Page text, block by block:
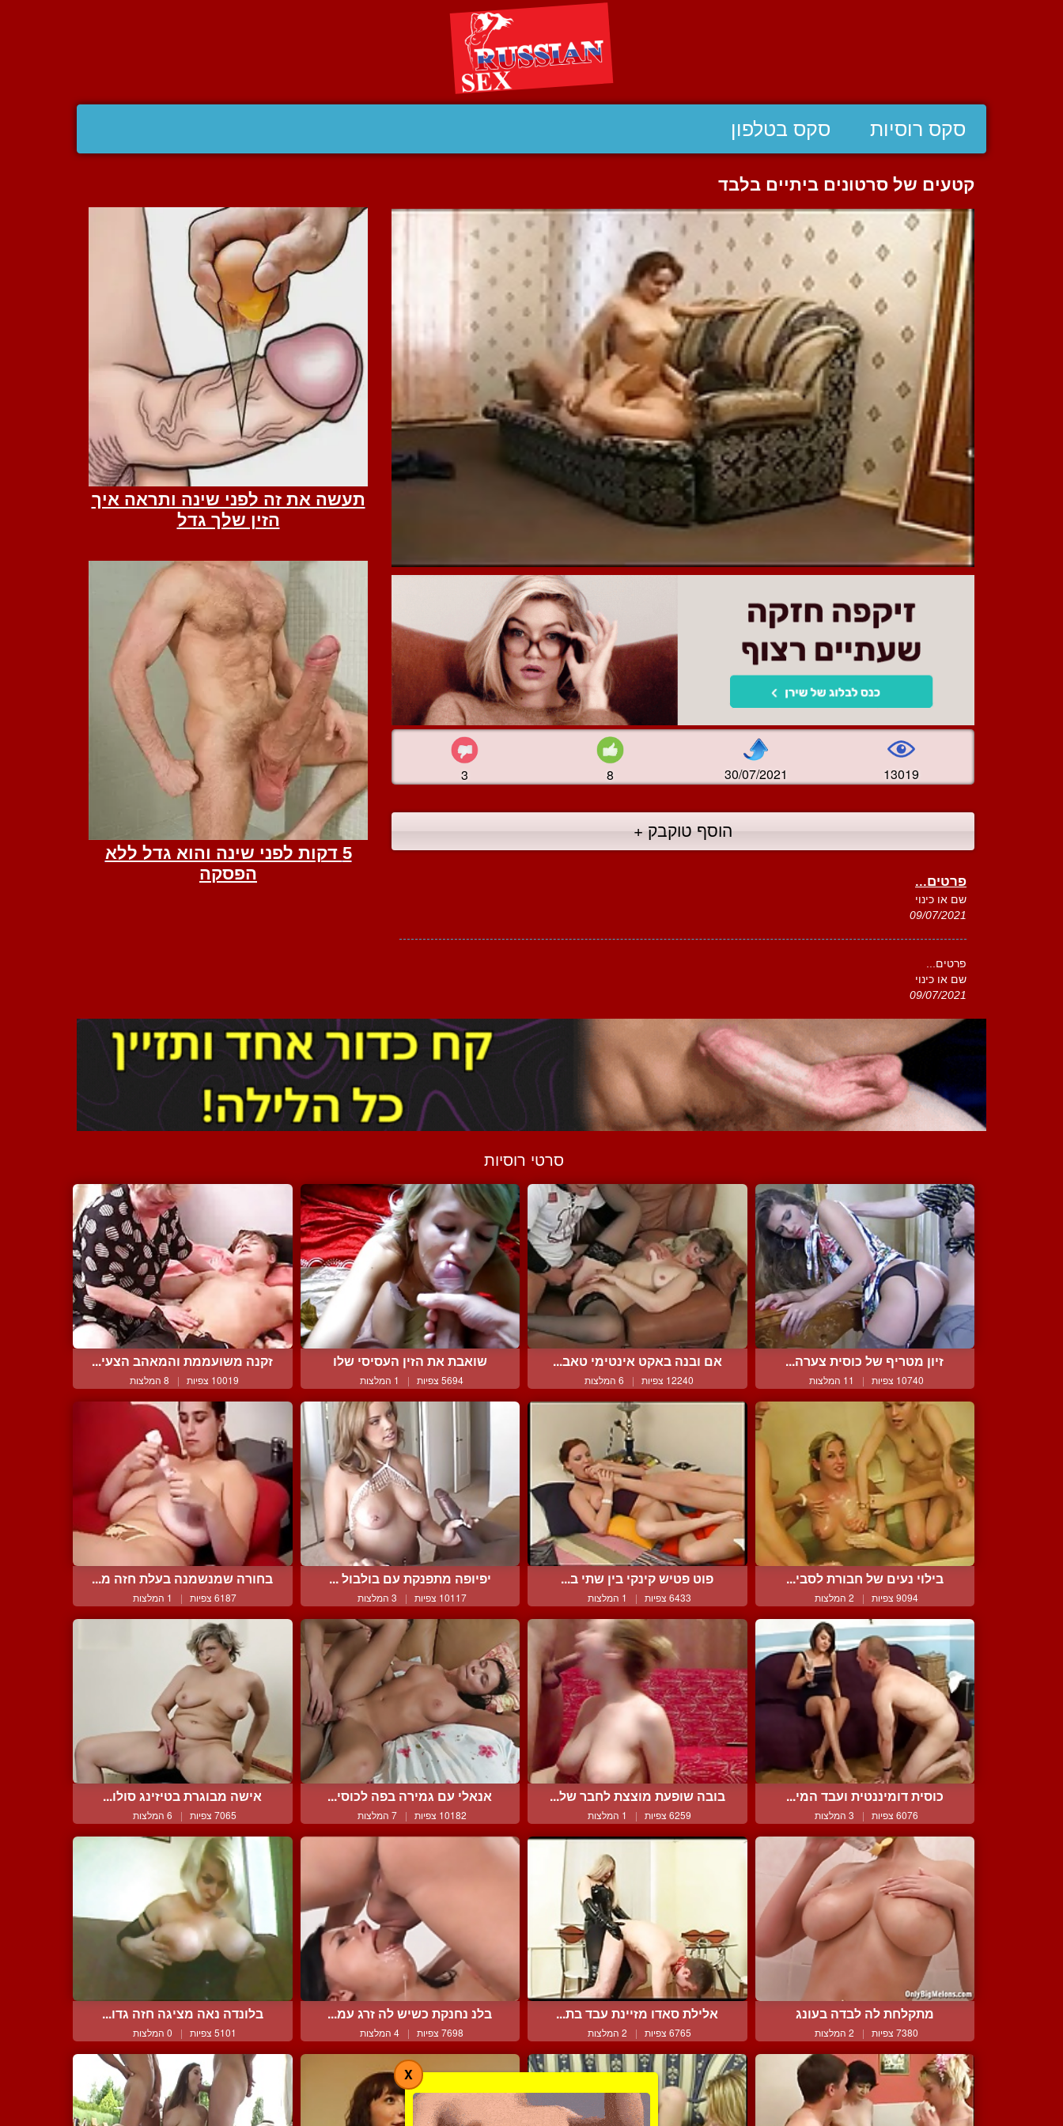
סקס רוסיות סקס בטלפון
קטעים של סרטונים ביתיים בלבד
3 8 30/07/2021 13019
הוסף טוקבק +
פרטים...
שם או כינוי
09/07/2021
פרטים...
שם או כינוי
09/07/2021
סרטי רוסיות
זיון מטריף של כוסית צערה...
10740 צפיות | 11 המלצות
אם ובנה באקט אינטימי טאב...
12240 צפיות | 6 המלצות
שואבת את הזין העסיסי שלו
5694 צפיות | 1 המלצות
זקנה משועממת והמאהב הצעי...
10019 צפיות | 8 המלצות
בילוי נעים של חבורת לסבי...
9094 צפיות | 2 המלצות
פוט פטיש קינקי בין שתי ב...
6433 צפיות | 1 המלצות
יפיופה מתפנקת עם בולבול ...
10117 צפיות | 3 המלצות
בחורה שמנשמנה בעלת חזה מ...
6187 צפיות | 1 המלצות
כוסית דומיננטית ועבד המי...
6076 צפיות | 3 המלצות
בובה שופעת מוצצת לחבר של...
6259 צפיות | 1 המלצות
אנאלי עם גמירה בפה לכוסי...
10182 צפיות | 7 המלצות
אישה מבוגרת בטיזינג סולו...
7065 צפיות | 6 המלצות
מתקלחת לה לבדה בעונג
7380 צפיות | 2 המלצות
אלילת סאדו מזיינת עבד בת...
6765 צפיות | 2 המלצות
בלנ נחנקת כשיש לה זרג עמ...
7698 צפיות | 4 המלצות
בלונדה נאה מציגה חזה גדו...
5101 צפיות | 0 המלצות
X